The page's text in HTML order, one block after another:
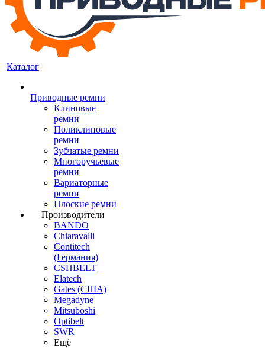
Каталог
Приводные ремни
Клиновые
ремни
Поликлиновые
ремни
Зубчатые ремни
Многоручьевые
ремни
Вариаторные
ремни
Плоские ремни
Производители
BANDO
Chiaravalli
Contitech
(Германия)
CSHBELT
Elatech
Gates (США)
Megadyne
Mitsuboshi
Optibelt
SWR
Ещё